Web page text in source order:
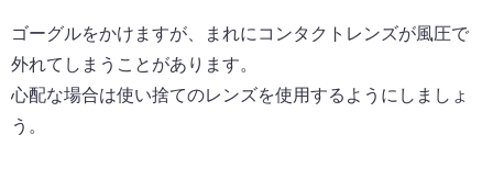
ゴーグルをかけますが、まれにコンタクトレンズが風圧で
外れてしまうことがあります。
心配な場合は使い捨てのレンズを使用するようにしましょ
う。